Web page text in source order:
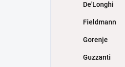
De'Longhi
Fieldmann
Gorenje
Guzzanti